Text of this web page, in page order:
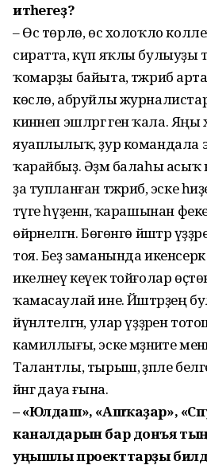
итәһегеҙ?
– Өс төрлө, өс холоҡло
сиратта, күп яҡлы булыуҙы
ҡомарҙы байыта, тәжрибә арта.
көслө, абруйлы журна­листар
кинәнеп эшләргә генә ҡала. Яңы
яуаплылыҡ, ҙур командала
ҡарайбыҙ. Әҙәм балаһы асыҡ
ҙа тупланған тәжрибә, эске
тәүге һүҙенән, ҡарашынан
өйрәнелгән. Бөгөнгө йәштәр
тоя. Беҙ заманында
икеләнеү кеүек тойғолар
ҡамасаулай ине. Йәштәрҙең
йүнәлтелгән, улар үҙҙәрен
камиллығы, эске мәҙәниәте
Талантлы, тырыш, әҙәпле
йәнгә дауа ғына.
– «Юлдаш», «Ашҡаҙар»,
каналдарын бар донъя
уңышлы проекттарҙы